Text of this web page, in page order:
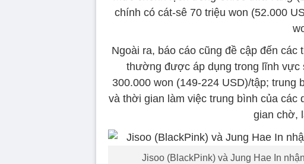
chính có cát-sê 70 triệu won (52.000
Ngoài ra, báo cáo cũng đề cập đến
thường được áp dụng trong lĩnh vực
300.000 won (149-224 USD)/tập; trung
và thời gian làm việc trung bình của các
gian chờ,
Jisoo (BlackPink) và Jung Hae In